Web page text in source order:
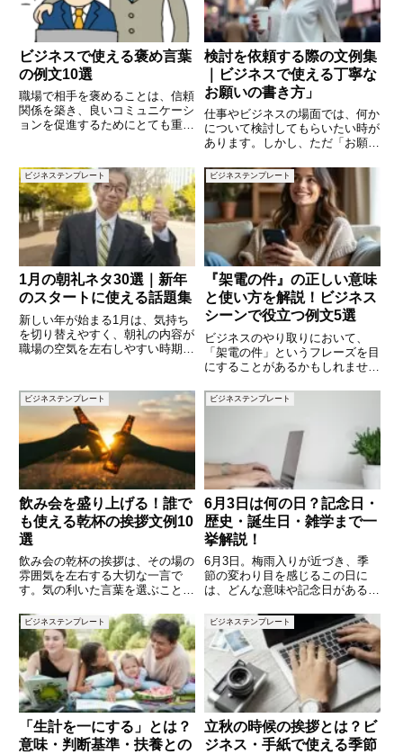
ビジネスで使える褒め言葉
の例文10選
職場で相手を褒めることは、信頼
関係を築き、良いコミュニケーシ
ョンを促進するためにとても重要
いでしょう。この記事では、ビジ
ネスシーンで使える褒め言葉の例
文を10個ご紹介します。シンプ
検討を依頼する際の文例集
｜ビジネスで使える丁寧な
お願いの書き方」
仕事やビジネスの場面では、何か
について検討してもらいたい時が
あります。しかし、ただ「お願い
負担を感じさせてしまうことも。
適切で丁寧な言葉を選び、相手の
気持ちに配慮した表現を使えば、
良好なコミュニケーションにつな
ビジネステンプレート
1月の朝礼ネタ30選｜新年
のスタートに使える話題集
新しい年が始まる1月は、気持ち
を切り替えやすく、朝礼の内容が
職場の空気を左右しやすい時期で
のが大変」と感じる方も多いので
はないでしょうか。1月の朝礼で
は、新年・目標・健康・季節行事
ビジネステンプレート
『架電の件』の正しい意味
と使い方を解説！ビジネス
シーンで役立つ例文5選
ビジネスのやり取りにおいて、
「架電の件」というフレーズを目
にすることがあるかもしれませ
絡や確認が必要な際に用いられる
言葉ですが、具体的にどのような
場面で適切に使えるのか理解して
いますか？この記事では、「架電
ビジネステンプレート
飲み会を盛り上げる！誰で
も使える乾杯の挨拶文例10
選
飲み会の乾杯の挨拶は、その場の
雰囲気を左右する大切な一言で
す。気の利いた言葉を選ぶこと
しい時間が始まります。しかし、
どんな言葉を選べば良いか悩む方
も多いのではないでしょうか。本
記事では、飲み会のシーン別に使
える
ビジネステンプレート
6月3日は何の日？記念日・
歴史・誕生日・雑学まで一
挙解説！
6月3日。梅雨入りが近づき、季
節の変わり目を感じるこの日に
は、どんな意味や記念日があるの
してしまいがちな日付にも、実は
さまざまな出来事や記念日が詰ま
っています。今回は、6月3日に
まつわる「今日は何の日？」をテ
ー
ビジネステンプレート
「生計を一にする」とは？
意味・判断基準・扶養との
ビジネステンプレート
立秋の時候の挨拶とは？ビ
ジネス・手紙で使える季節